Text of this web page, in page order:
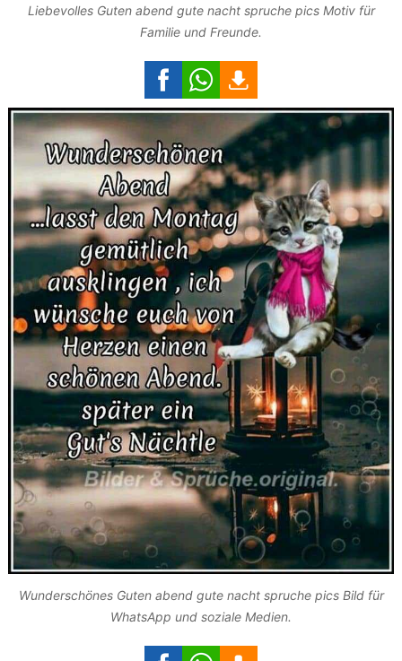
Liebevolles Guten abend gute nacht spruche pics Motiv für
Familie und Freunde.
Wunderschönes Guten abend gute nacht spruche pics Bild für
WhatsApp und soziale Medien.